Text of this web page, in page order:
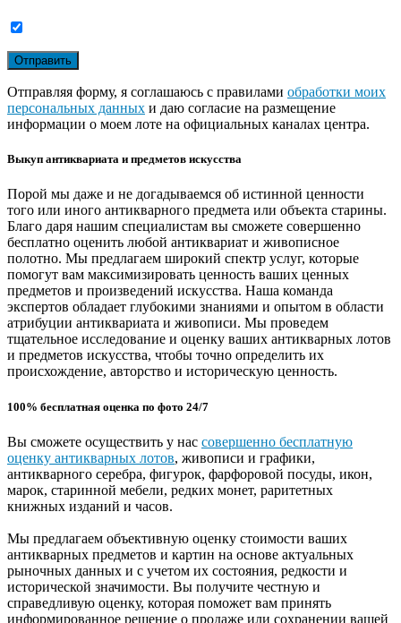
Отправляя форму, я соглашаюсь с правилами обработки моих
персональных данных и даю согласие на размещение
информации о моем лоте на официальных каналах центра.
Выкуп антиквариата и предметов искусства
Порой мы даже и не догадываемся об истинной ценности
того или иного антикварного предмета или объекта старины.
Благо даря нашим специалистам вы сможете совершенно
бесплатно оценить любой антиквариат и живописное
полотно. Мы предлагаем широкий спектр услуг, которые
помогут вам максимизировать ценность ваших ценных
предметов и произведений искусства. Наша команда
экспертов обладает глубокими знаниями и опытом в области
атрибуции антиквариата и живописи. Мы проведем
тщательное исследование и оценку ваших антикварных лотов
и предметов искусства, чтобы точно определить их
происхождение, авторство и историческую ценность.
100% бесплатная оценка по фото 24/7
Вы сможете осуществить у нас совершенно бесплатную
оценку антикварных лотов, живописи и графики,
антикварного серебра, фигурок, фарфоровой посуды, икон,
марок, старинной мебели, редких монет, раритетных
книжных изданий и часов.
Мы предлагаем объективную оценку стоимости ваших
антикварных предметов и картин на основе актуальных
рыночных данных и с учетом их состояния, редкости и
исторической значимости. Вы получите честную и
справедливую оценку, которая поможет вам принять
информированное решение о продаже или сохранении вашей